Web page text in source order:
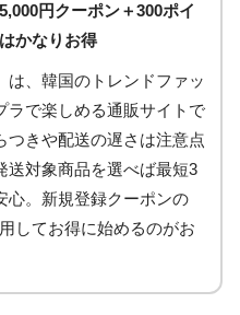
円クーポン＋300ポイ
かなりお得
は、韓国のトレンドファッ
ラで楽しめる通販サイトで
つきや配送の遅さは注意点
送対象商品を選べば最短3
心。新規登録クーポンの
してお得に始めるのがお